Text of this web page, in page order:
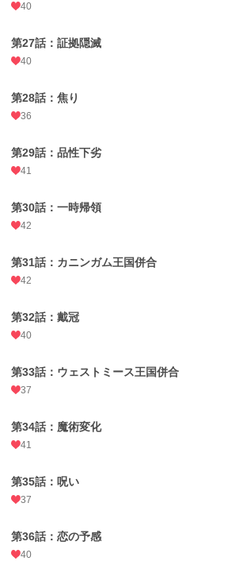
40
第27話：証拠隠滅
40
第28話：焦り
36
第29話：品性下劣
41
第30話：一時帰領
42
第31話：カニンガム王国併合
42
第32話：戴冠
40
第33話：ウェストミース王国併合
37
第34話：魔術変化
41
第35話：呪い
37
第36話：恋の予感
40